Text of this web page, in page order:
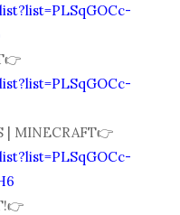
| MINECRAFT👉